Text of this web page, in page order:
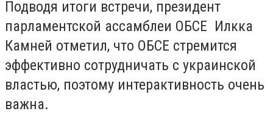
Подводя итоги встречи, президент
парламентской ассамблеи ОБСЕ Илкка
Камней отметил, что ОБСЕ стремится
эффективно сотрудничать с украинской
властью, поэтому интерактивность очень
важна.